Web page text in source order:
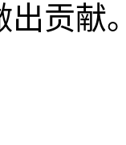
贡献。